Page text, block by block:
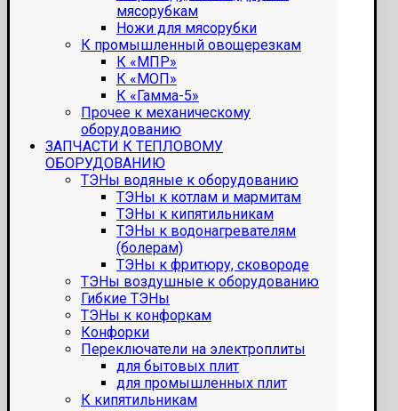
мясорубкам
Ножи для мясорубки
К промышленный овощерезкам
К «МПР»
К «МОП»
К «Гамма-5»
Прочее к механическому
оборудованию
ЗАПЧАСТИ К ТЕПЛОВОМУ
ОБОРУДОВАНИЮ
ТЭНы водяные к оборудованию
ТЭНы к котлам и мармитам
ТЭНы к кипятильникам
ТЭНы к водонагревателям
(болерам)
ТЭНы к фритюру, сковороде
ТЭНы воздушные к оборудованию
Гибкие ТЭНы
ТЭНы к конфоркам
Конфорки
Переключатели на электроплиты
для бытовых плит
для промышленных плит
К кипятильникам